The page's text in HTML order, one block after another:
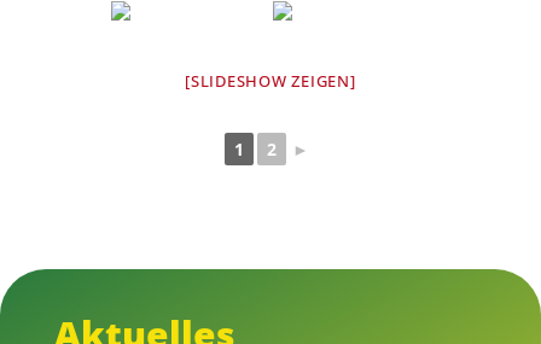
[SLIDESHOW ZEIGEN]
1 2 ►
Aktuelles